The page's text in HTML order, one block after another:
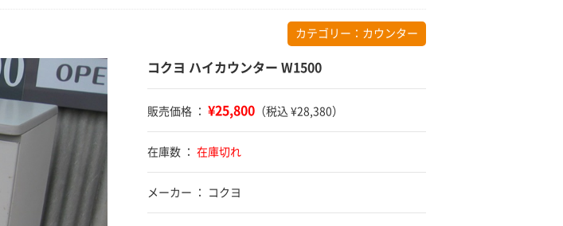
カテゴリー： カウンター
コクヨ ハイカウンター W1500
販売価格 ： ¥25,800 （税込 ¥28,380）
在庫数 ： 在庫切れ
メーカー ： コクヨ